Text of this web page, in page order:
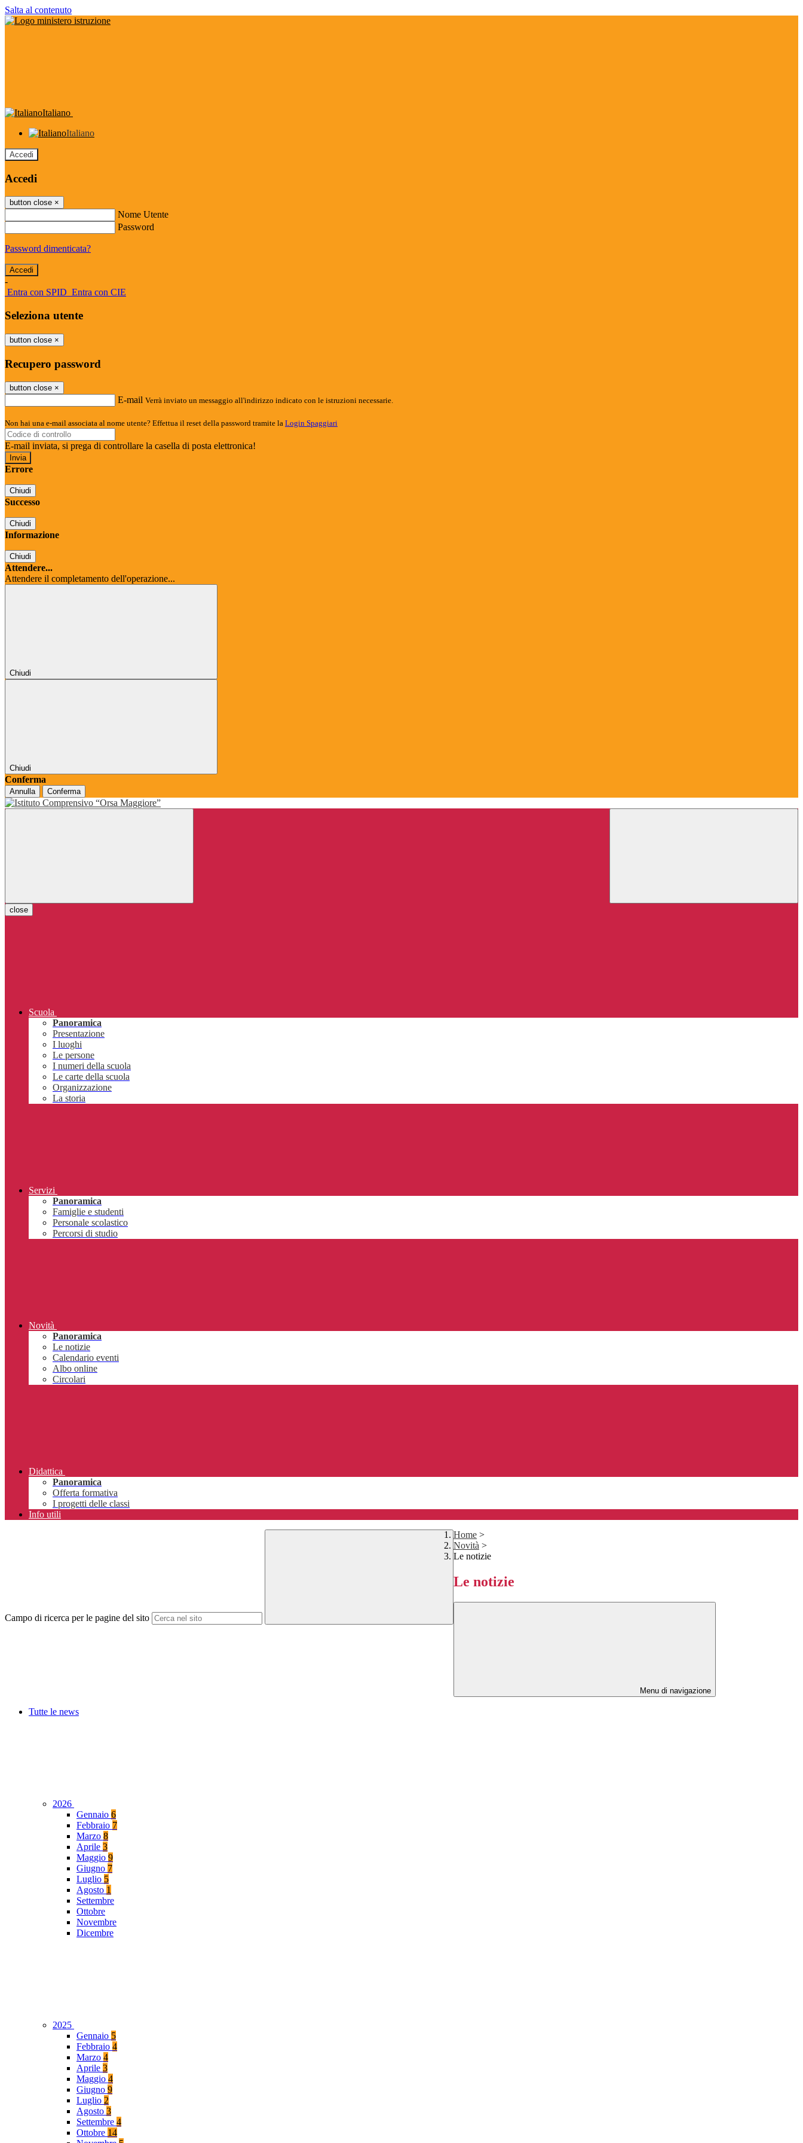
Salta al contenuto
Italiano
Italiano
Accedi
Accedi
button close ×
Nome Utente
Password
Password dimenticata?
-
Entra con SPID Entra con CIE
Seleziona utente
button close ×
Recupero password
button close ×
E-mail Verrà inviato un messaggio all'indirizzo indicato con le istruzioni necessarie.
Non hai una e-mail associata al nome utente? Effettua il reset della password tramite la Login Spaggiari
E-mail inviata, si prega di controllare la casella di posta elettronica!
Errore
Chiudi
Successo
Chiudi
Informazione
Chiudi
Attendere...
Attendere il completamento dell'operazione...
Chiudi
Chiudi
Conferma
Annulla Conferma
close
Scuola
Panoramica
Presentazione
I luoghi
Le persone
I numeri della scuola
Le carte della scuola
Organizzazione
La storia
Servizi
Panoramica
Famiglie e studenti
Personale scolastico
Percorsi di studio
Novità
Panoramica
Le notizie
Calendario eventi
Albo online
Circolari
Didattica
Panoramica
Offerta formativa
I progetti delle classi
Info utili
Campo di ricerca per le pagine del sito
Home >
Novità >
Le notizie
Le notizie
Menu di navigazione
Tutte le news
2026
Gennaio 6
Febbraio 7
Marzo 8
Aprile 3
Maggio 9
Giugno 7
Luglio 5
Agosto 1
Settembre
Ottobre
Novembre
Dicembre
2025
Gennaio 5
Febbraio 4
Marzo 4
Aprile 3
Maggio 4
Giugno 9
Luglio 2
Agosto 3
Settembre 4
Ottobre 14